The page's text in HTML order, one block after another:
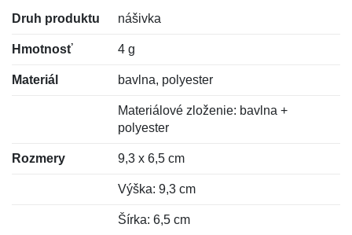
Druh produktu nášivka
Hmotnosť 4 g
Materiál bavlna, polyester
Materiálové zloženie: bavlna +
polyester
Rozmery 9,3 x 6,5 cm
Výška: 9,3 cm
Šírka: 6,5 cm